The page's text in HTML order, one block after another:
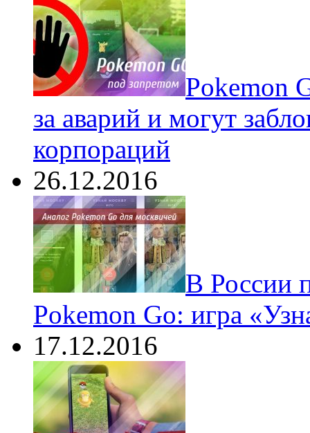
Pokеmon
за аварий и могут
корпораций
26.12.2016
В России
Pokemon Go: игра
17.12.2016